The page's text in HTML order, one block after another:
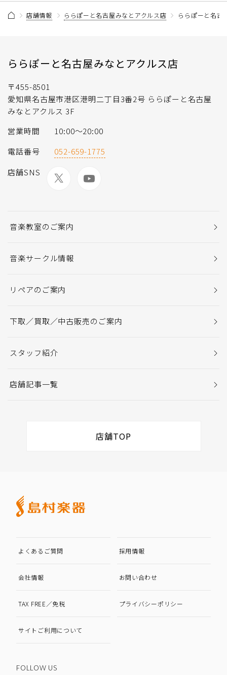
店舗情報 ららぽーと名古屋みなとアクルス店 ららぽーと名古
ららぽーと名古屋みなとアクルス店
〒455-8501
愛知県名古屋市港区港明二丁目3番2号 ららぽーと名古屋
みなとアクルス 3F
営業時間
10:00～20:00
電話番号
052-659-1775
店舗SNS
音楽教室のご案内
音楽サークル情報
リペアのご案内
下取／買取／中古販売のご案内
スタッフ紹介
店舗記事一覧
店舗TOP
よくあるご質問 採用情報
会社情報 お問い合わせ
TAX FREE／免税 プライバシーポリシー
サイトご利用について
FOLLOW US